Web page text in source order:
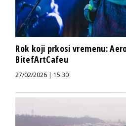
Rok koji prkosi vremenu:
BitefArtCafeu
27/02/2026 | 15:30